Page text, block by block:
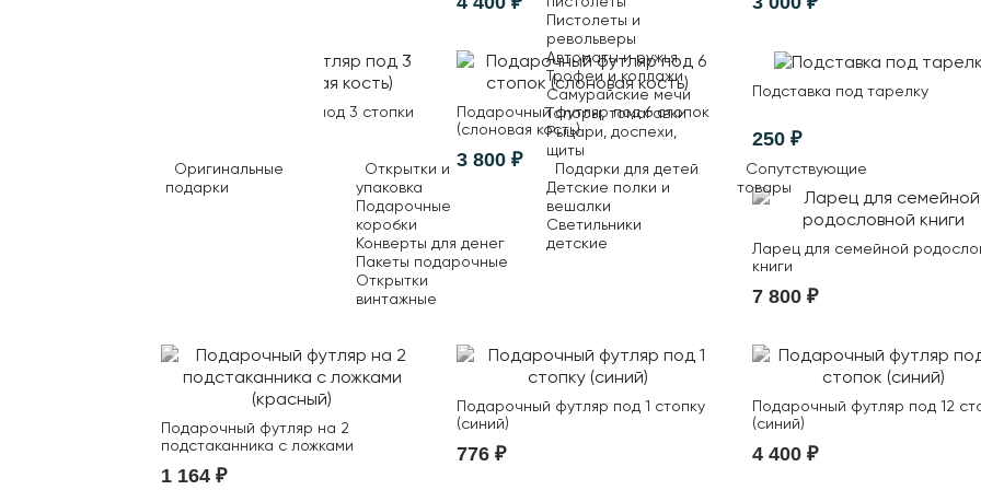
Пистолеты и
револьверы
Автоматы и ружья
Трофеи и коллажи
Самурайские мечи
Топоры, томагавки
Рыцари, доспехи,
щиты
Оригинальные
подарки
Открытки и
упаковка
Подарочные
коробки
Конверты для денег
Пакеты подарочные
Открытки
винтажные
Подарки для детей
Детские полки и
вешалки
Светильники
детские
Сопутствующие
товары
Подарочный футляр под 3 стопки
3 000 ₽
Подарочный футляр под 6 стопок
(слоновая кость)
3 800 ₽
Подставка под тарелку
250 ₽
Ларец для семейной
книги
7 800 ₽
Подарочный футляр на 2
подстаканника с ложками
1 164 ₽
Подарочный футляр под 1 стопку
(синий)
776 ₽
Подарочный футляр под 12
(синий)
4 400 ₽